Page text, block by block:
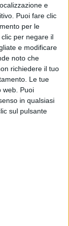
e
Puoi fare clic
per le
per negare il
e modificare
noto che
richiedere il tuo
Le tue
web. Puoi
in qualsiasi
sul pulsante
greci